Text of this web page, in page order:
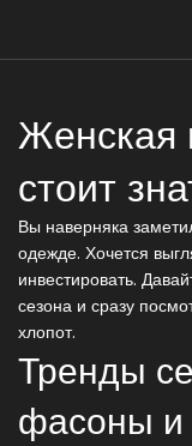
Женская
стоит
Вы наверняка
одежде. Хочется
инвестировать.
сезона и сразу
хлопот.
Тренды
фасоны и